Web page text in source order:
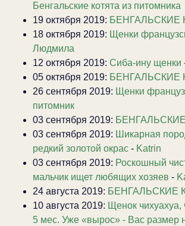
Бенгальские котята из питомника
19 октября 2019: БЕНГАЛЬСКИЕ
18 октября 2019: Щенки
Людмила
12 октября 2019: Сиба-ину щенки
05 октября 2019: БЕНГАЛЬСКИЕ
26 сентября 2019: Щенки
питомник
03 сентября 2019:
03 сентября 2019: Шикарная
редкий золотой окрас - Katrin
03 сентября 2019: Роскошный
мальчик ищет любящих хозяев -
24 августа 2019: БЕНГАЛЬСКИЕ
10 августа 2019: Щенок чихуахуа,
5 мес. Уже «вырос» - Вас размер